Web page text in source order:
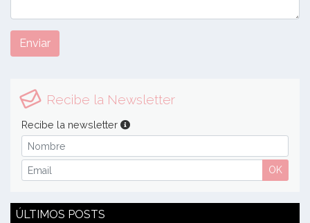
Enviar
Recibe la Newsletter
Recibe la newsletter
OK
ÚLTIMOS POSTS